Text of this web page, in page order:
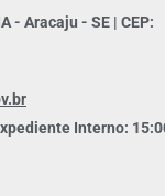
- Aracaju - SE | CEP:
Interno: